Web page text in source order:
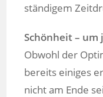
ständigem
Schönheit – um
Obwohl der
bereits einiges
nicht am Ende